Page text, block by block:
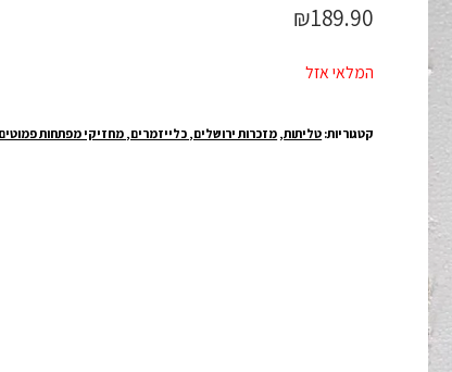
₪189.90
המלאי אזל
קטגוריות: טליתות,מזכרות ירושלים, כלייזמרים, מחזיקי מפתחות